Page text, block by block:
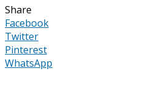
Share
Facebook
Twitter
Pinterest
WhatsApp